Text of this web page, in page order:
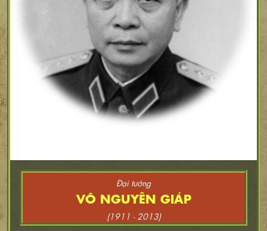
Đại tướng
VÕ NGUYÊN GIÁP
(1911 - 2013)